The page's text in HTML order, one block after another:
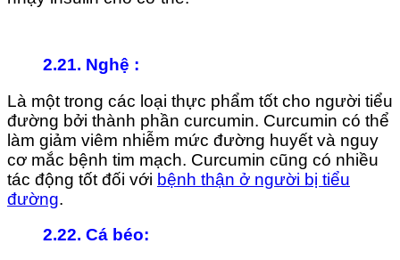
2.21. Nghệ :
Là một trong các loại thực phẩm tốt cho người tiểu
đường bởi thành phần curcumin. Curcumin có thể
làm giảm viêm nhiễm mức đường huyết và nguy
cơ mắc bệnh tim mạch. Curcumin cũng có nhiều
tác động tốt đối với bệnh thận ở người bị tiểu
đường.
2.22. Cá béo: